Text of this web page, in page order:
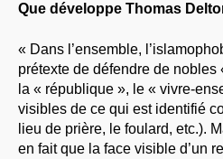
Que développe Thomas
« Dans l’ensemble,
prétexte de défendre de nobles
la « république », le « vivre-
visibles de ce qui est identifié
lieu de prière, le foulard, etc.).
en fait que la face visible d’un